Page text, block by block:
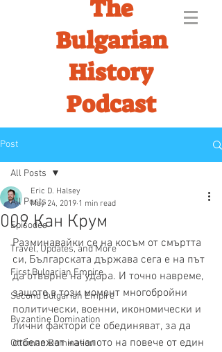
The
Bulgarian
History
Podcast
Post
All Posts
Episodes
Travel, Updates, and More
First Bulgarian Empire
Second Bulgarian Empire
Byzantine Domination
Ottoman Domination
All Posts
009 Кан Крум
Eric D. Halsey
May 24, 2019 1 min read
Разминавайки се на косъм от смъртта
си, Българската държава сега е на път
да отвърне на удара. И точно навреме,
защото в този момент многобройни
политически, военни, икономически и
лични фактори се обединяват, за да
отбележат началото на повече от един